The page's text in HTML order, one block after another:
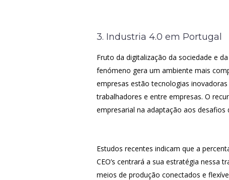
3. Industria 4.0 em Portugal
Fruto da digitalização da sociedade e
fenómeno gera um ambiente mais
empresas estão tecnologias
trabalhadores e entre empresas. O
empresarial na adaptação aos desafios
Estudos recentes indicam que a
CEO’s centrará a sua estratégia
meios de produção conectados e